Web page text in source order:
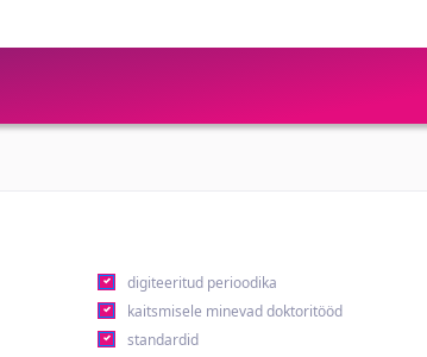
digiteeritud perioodika
kaitsmisele minevad doktoritööd
standardid